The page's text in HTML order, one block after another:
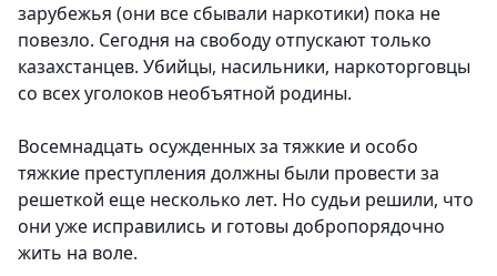
зарубежья (они все сбывали наркотики) пока не
повезло. Сегодня на свободу отпускают только
казахстанцев. Убийцы, насильники, наркоторговцы
со всех уголоков необъятной родины.
Восемнадцать осужденных за тяжкие и особо
тяжкие преступления должны были провести за
решеткой еще несколько лет. Но судьи решили, что
они уже исправились и готовы добропорядочно
жить на воле.